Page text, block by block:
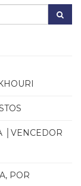
│VENCEDOR
POR